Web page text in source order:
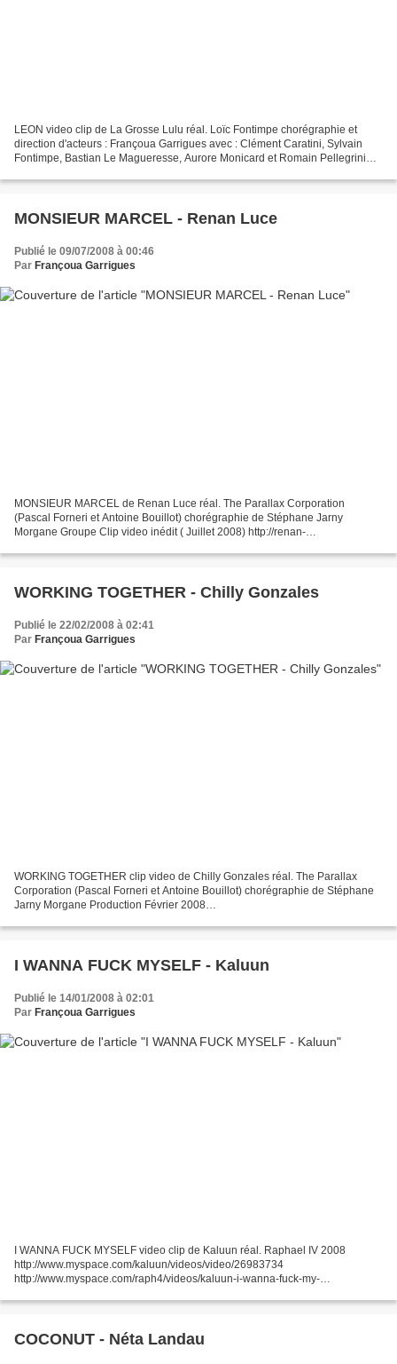
LEON video clip de La Grosse Lulu réal. Loïc Fontimpe chorégraphie et
direction d'acteurs : Françoua Garrigues avec : Clément Caratini, Sylvain
Fontimpe, Bastian Le Magueresse, Aurore Monicard et Romain Pellegrini
MONSIEUR MARCEL - Renan Luce
Publié le 09/07/2008 à 00:46
Par Françoua Garrigues
MONSIEUR MARCEL de Renan Luce réal. The Parallax Corporation
(Pascal Forneri et Antoine Bouillot) chorégraphie de Stéphane Jarny
Morgane Groupe Clip video inédit ( Juillet 2008) http://renan-
WORKING TOGETHER - Chilly Gonzales
Publié le 22/02/2008 à 02:41
Par Françoua Garrigues
WORKING TOGETHER clip video de Chilly Gonzales réal. The Parallax
Corporation (Pascal Forneri et Antoine Bouillot) chorégraphie de Stéphane
Jarny Morgane Production Février 2008
6/...
I WANNA FUCK MYSELF - Kaluun
Publié le 14/01/2008 à 02:01
Par Françoua Garrigues
I WANNA FUCK MYSELF video clip de Kaluun réal. Raphael IV 2008
http://www.myspace.com/kaluun/videos/video/26983734
http://www.myspace.com/raph4/videos/kaluun-i-wanna-fuck-my-
http://www...
COCONUT - Néta Landau